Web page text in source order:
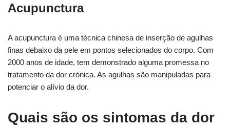
Acupunctura
A acupunctura é uma técnica chinesa de inserção de agulhas
finas debaixo da pele em pontos selecionados do corpo. Com
2000 anos de idade, tem demonstrado alguma promessa no
tratamento da dor crónica. As agulhas são manipuladas para
potenciar o alívio da dor.
Quais são os sintomas da dor